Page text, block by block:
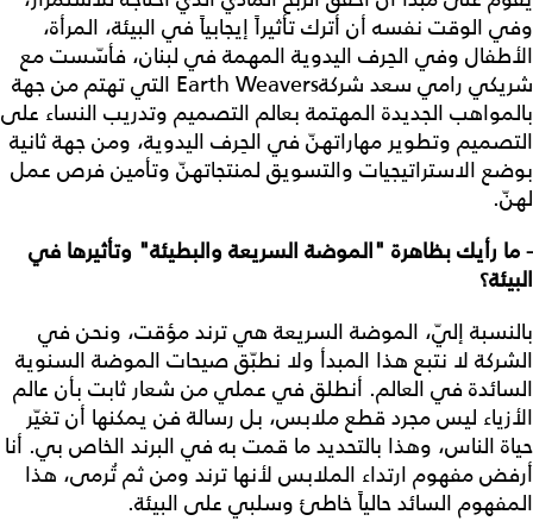
وفي الوقت نفسه أن أترك تأثيراً إيجابياً في البيئة، المرأة،
الأطفال وفي الحِرف اليدوية المهمة في لبنان، فأسّست مع
شريكي رامي سعد شركةEarth Weavers التي تهتم من جهة
بالمواهب الجديدة المهتمة بعالم التصميم وتدريب النساء على
التصميم وتطوير مهاراتهنّ في الحِرف اليدوية، ومن جهة ثانية
بوضع الاستراتيجيات والتسويق لمنتجاتهنّ وتأمين فرص عمل
لهنّ.
- ما رأيك بظاهرة "الموضة السريعة والبطيئة" وتأثيرها في
البيئة؟
بالنسبة إليّ، الموضة السريعة هي ترند مؤقت، ونحن في
الشركة لا نتبع هذا المبدأ ولا نطبّق صيحات الموضة السنوية
السائدة في العالم. أنطلق في عملي من شعار ثابت بأن عالم
الأزياء ليس مجرد قطع ملابس، بل رسالة فن يمكنها أن تغيّر
حياة الناس، وهذا بالتحديد ما قمت به في البرند الخاص بي. أنا
أرفض مفهوم ارتداء الملابس لأنها ترند ومن ثم تُرمى، هذا
المفهوم السائد حالياً خاطئ وسلبي على البيئة.